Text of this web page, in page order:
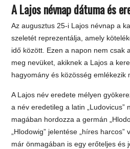
A Lajos névnap dátuma és
Az augusztus 25-i Lajos névnap a
szeletét reprezentálja, amely
idő között. Ezen a napon nem csak
meg nevüket, akiknek a Lajos a
hagyomány és közösség emlékezik
A Lajos név eredete mélyen
a név eredetileg a latin „Ludovicus”
magában hordozza a germán
„Hlodowig” jelentése „híres
már önmagában is egy erőteljes és